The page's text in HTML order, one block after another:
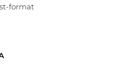
format